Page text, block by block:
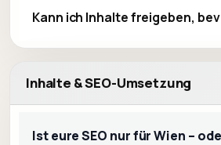
Kann ich Inhalte freigeben,
Inhalte & SEO-Umsetzung
Ist eure SEO nur für Wien –